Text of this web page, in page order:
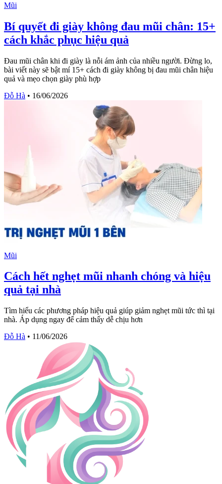
Mũi
Bí quyết đi giày không đau mũi chân: 15+
cách khắc phục hiệu quả
Đau mũi chân khi đi giày là nỗi ám ảnh của nhiều người. Đừng lo,
bài viết này sẽ bật mí 15+ cách đi giày không bị đau mũi chân hiệu
quả và mẹo chọn giày phù hợp
Đỗ Hà • 16/06/2026
Mũi
Cách hết nghẹt mũi nhanh chóng và hiệu
quả tại nhà
Tìm hiểu các phương pháp hiệu quả giúp giảm nghẹt mũi tức thì tại
nhà. Áp dụng ngay để cảm thấy dễ chịu hơn
Đỗ Hà • 11/06/2026